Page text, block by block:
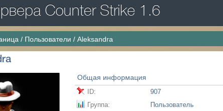
Counter Strike 1.6
/ Пользователи /Aleksandra
Общая информация
ID:
907
Группа:
Пользователь